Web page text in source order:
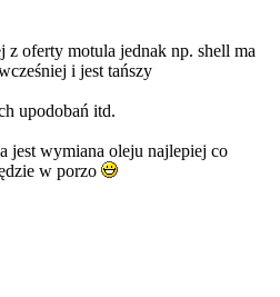
z oferty motula jednak np. shell ma
i jest tańszy
upodobań itd.
jest wymiana oleju najlepiej co
w porzo